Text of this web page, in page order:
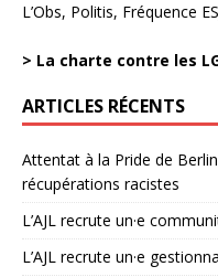
L’Obs, Politis, Fréquence
> La charte contre les
ARTICLES RÉCENTS
Attentat à la Pride de
récupérations racistes
L’AJL recrute un·e
L’AJL recrute un·e